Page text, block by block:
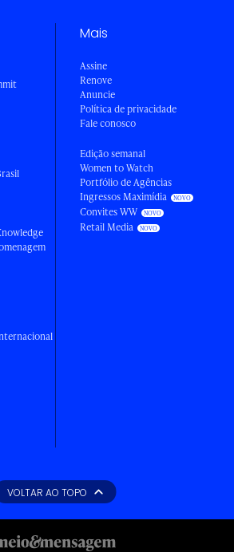
Mais
Assine
Renove
Anuncie
Política de privacidade
Fale conosco
Edição semanal
Women to Watch
Portfólio de Agências
Ingressos Maximídia
Convites WW
Retail Media
VOLTAR AO TOPO